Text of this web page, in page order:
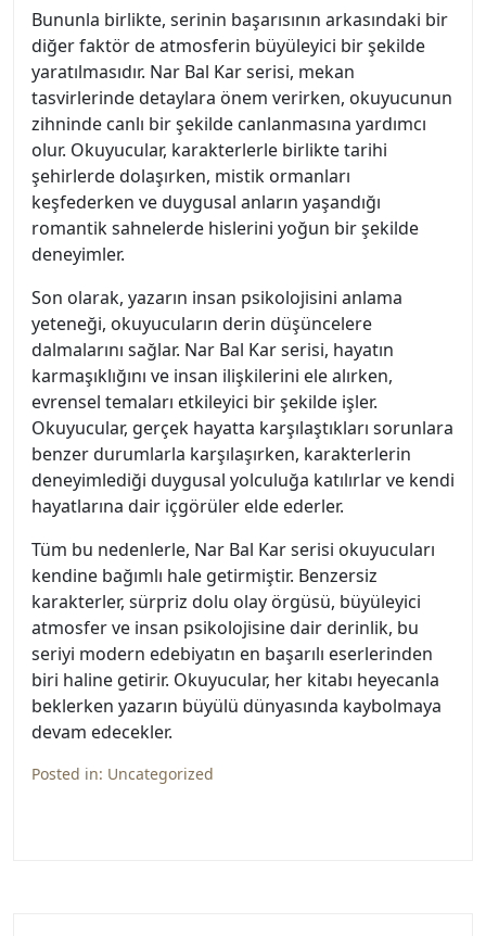
Bununla birlikte, serinin başarısının arkasındaki bir
diğer faktör de atmosferin büyüleyici bir şekilde
yaratılmasıdır. Nar Bal Kar serisi, mekan
tasvirlerinde detaylara önem verirken, okuyucunun
zihninde canlı bir şekilde canlanmasına yardımcı
olur. Okuyucular, karakterlerle birlikte tarihi
şehirlerde dolaşırken, mistik ormanları
keşfederken ve duygusal anların yaşandığı
romantik sahnelerde hislerini yoğun bir şekilde
deneyimler.
Son olarak, yazarın insan psikolojisini anlama
yeteneği, okuyucuların derin düşüncelere
dalmalarını sağlar. Nar Bal Kar serisi, hayatın
karmaşıklığını ve insan ilişkilerini ele alırken,
evrensel temaları etkileyici bir şekilde işler.
Okuyucular, gerçek hayatta karşılaştıkları sorunlara
benzer durumlarla karşılaşırken, karakterlerin
deneyimlediği duygusal yolculuğa katılırlar ve kendi
hayatlarına dair içgörüler elde ederler.
Tüm bu nedenlerle, Nar Bal Kar serisi okuyucuları
kendine bağımlı hale getirmiştir. Benzersiz
karakterler, sürpriz dolu olay örgüsü, büyüleyici
atmosfer ve insan psikolojisine dair derinlik, bu
seriyi modern edebiyatın en başarılı eserlerinden
biri haline getirir. Okuyucular, her kitabı heyecanla
beklerken yazarın büyülü dünyasında kaybolmaya
devam edecekler.
Posted in: Uncategorized